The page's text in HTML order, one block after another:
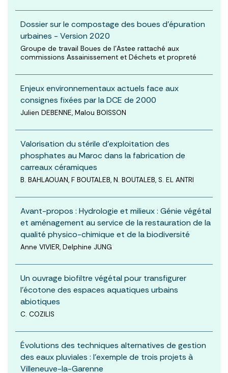
Dossier sur le compostage des boues d’épuration
urbaines - Version 2020
Groupe de travail Boues de l’Astee rattaché aux
commissions Assainissement et Déchets et propreté
Enjeux environnementaux actuels face aux
consignes fixées par la DCE de 2000
Julien DEBENNE, Malou BOISSON
Valorisation du stérile d’exploitation des
phosphates au Maroc dans la fabrication de
carreaux céramiques
B. BAHLAOUAN, F BOUTALEB, N. BOUTALEB, S. EL ANTRI
Avant-propos : Hydrologie et milieux : Génie végétal
et aménagement au service de la restauration de la
qualité physico-chimique et de la biodiversité
Anne VIVIER, Delphine JUNG
Un ouvrage biofiltre végétal pour transfigurer
l’écotone des espaces aquatiques urbains
abiotiques
C. COZILIS
Évolutions des techniques alternatives de gestion
des eaux pluviales : l’exemple de trois projets à
Villeneuve-la-Garenne